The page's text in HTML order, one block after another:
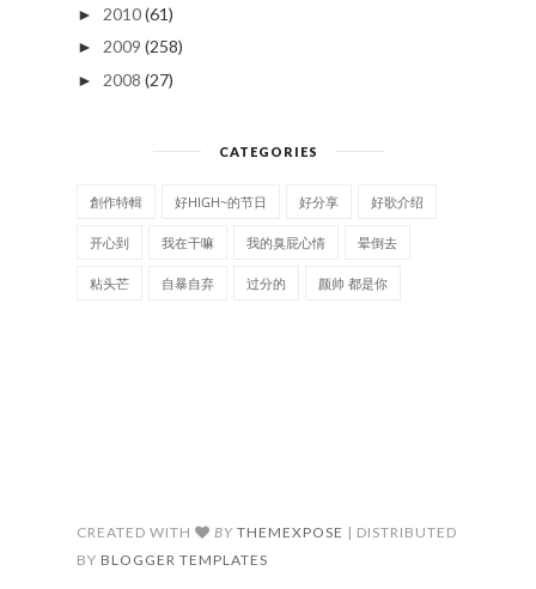
► 2010(61)
► 2009 (258)
► 2008 (27)
CATEGORIES
創作特輯 好HIGH~的节日 好分享 好歌介绍
开心到 我在干嘛 我的臭屁心情 晕倒去
粘头芒 自暴自弃 过分的 颜帅 都是你
CREATED WITH BY THEMEXPOSE | DISTRIBUTED
BY BLOGGER TEMPLATES